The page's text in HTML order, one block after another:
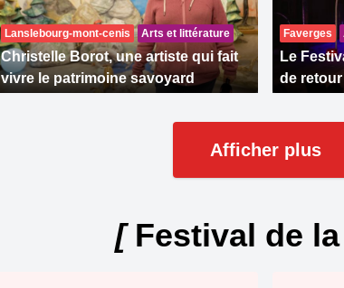
Lanslebourg-mont-cenis Arts et littérature
Christelle Borot, une artiste qui fait
vivre le patrimoine savoyard
Faverges
Le
de retour
Afficher plus
[Festival de la